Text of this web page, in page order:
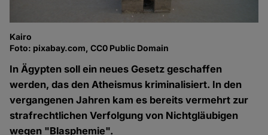
Kairo
Foto: pixabay.com, CC0 Public Domain
In Ägypten soll ein neues Gesetz geschaffen
werden, das den Atheismus kriminalisiert. In den
vergangenen Jahren kam es bereits vermehrt zur
strafrechtlichen Verfolgung von Nichtgläubigen
wegen "Blasphemie".